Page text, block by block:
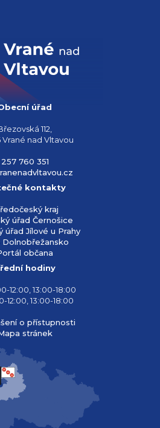
úřad
112,
Vrané nad Vltavou
257 760 351
kontakty
kraj
úřad Černošice
úřad Jílové u Prahy
Dolnobřežansko
občana
hodiny
12:00, 13:00-18:00
12:00, 13:00-18:00
o přístupnosti
stránek